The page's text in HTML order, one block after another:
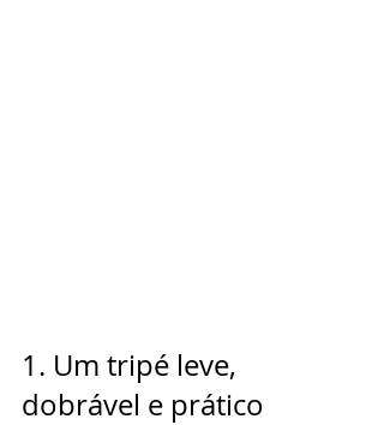
1. Um tripé leve,
dobrável e prático